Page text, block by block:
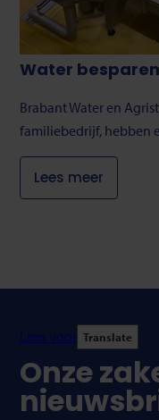
Water
Brabant Water en
familiebedrijf, hebben
Lees meer
Lees voor Translate
Onze